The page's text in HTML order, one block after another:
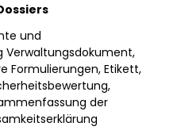
und
Verwaltungsdokument,
Formulierungen, Etikett,
der